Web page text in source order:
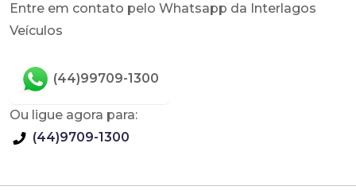
Entre em contato pelo Whatsapp da Interlagos
Veículos
(44)99709-1300
Ou ligue agora para:
(44)9709-1300